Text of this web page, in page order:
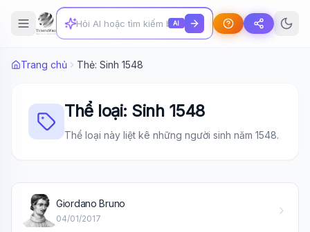
AI
Trang chủ Thẻ: Sinh 1548
Thể loại: Sinh 1548
Thể loại này liệt kê những người sinh năm 1548.
Giordano Bruno
04/01/2017
Sẵn sàng hỗ trợ